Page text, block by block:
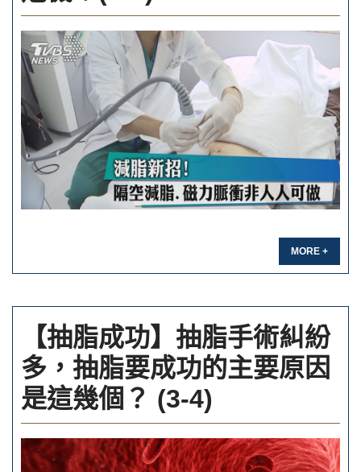
MORE +
【抽脂成功】抽脂手術糾紛
多，抽脂要成功的主要原因
是這幾個？ (3-4)